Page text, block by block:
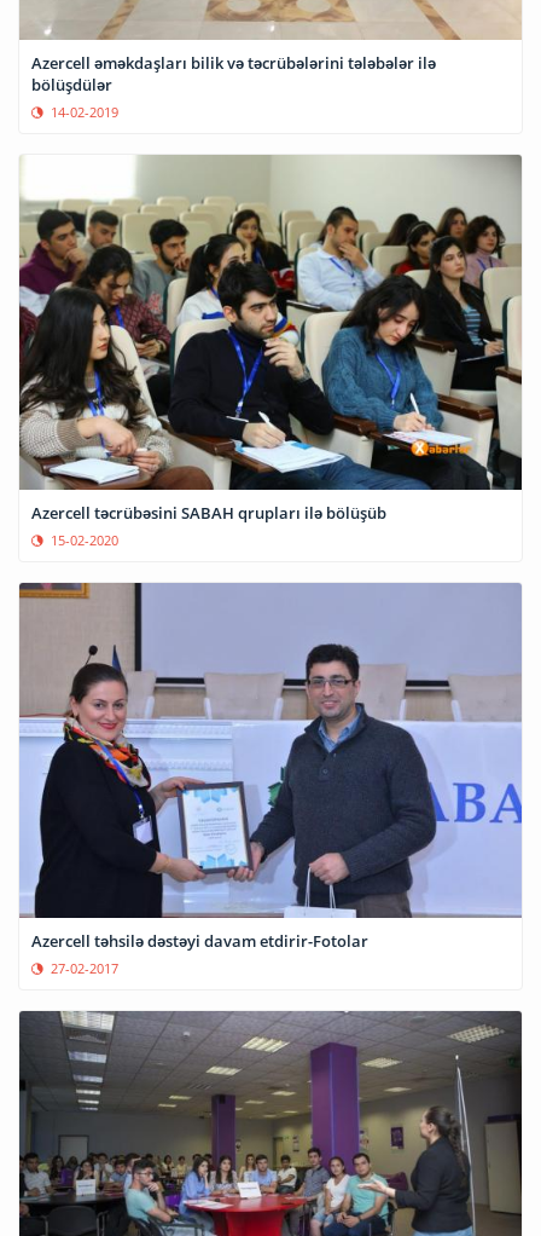
Azercell əməkdaşları bilik və təcrübələrini tələbələr ilə
bölüşdülər
14-02-2019
Azercell təcrübəsini SABAH qrupları ilə bölüşüb
15-02-2020
Azercell təhsilə dəstəyi davam etdirir-Fotolar
27-02-2017